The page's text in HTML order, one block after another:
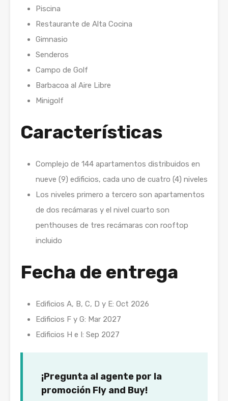
Piscina
Restaurante de Alta Cocina
Gimnasio
Senderos
Campo de Golf
Barbacoa al Aire Libre
Minigolf
Características
Complejo de 144 apartamentos distribuidos en
nueve (9) edificios, cada uno de cuatro (4) niveles
Los niveles primero a tercero son apartamentos
de dos recámaras y el nivel cuarto son
penthouses de tres recámaras con rooftop
incluido
Fecha de entrega
Edificios A, B, C, D y E: Oct 2026
Edificios F y G: Mar 2027
Edificios H e I: Sep 2027
¡Pregunta al agente por la
promoción Fly and Buy!